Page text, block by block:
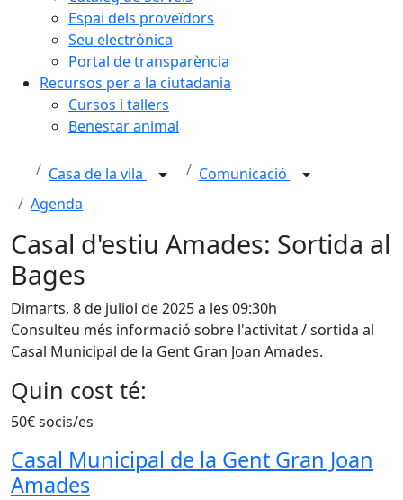
Espai dels proveïdors
Seu electrònica
Portal de transparència
Recursos per a la ciutadania
Cursos i tallers
Benestar animal
Casa de la vila
Comunicació
Agenda
Casal d'estiu Amades: Sortida al
Bages
Dimarts, 8 de juliol de 2025 a les 09:30h
Consulteu més informació sobre l'activitat / sortida al
Casal Municipal de la Gent Gran Joan Amades.
Quin cost té:
50€ socis/es
Casal Municipal de la Gent Gran Joan
Amades